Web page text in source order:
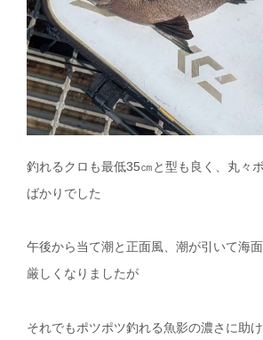
釣れるクロも最低35㎝と型も良く、丸々
ばかりでした
午後から当て潮と正面風、潮が引いて海
厳しくなりましたが
それでもポツポツ釣れる魚影の濃さに助